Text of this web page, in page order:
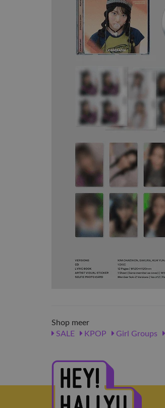
Shop meer
SALE
KPOP Girl Groups